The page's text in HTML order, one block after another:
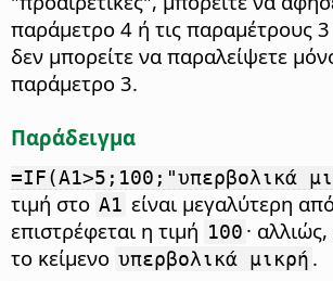
παράμετρο 4 ή τις παραμέτρους
δεν μπορείτε να παραλείψετε
παράμετρο 3.
Παράδειγμα
=IF(A1>5;100;"υπερβολικά
τιμή στο A1 είναι μεγαλύτερη
επιστρέφεται η τιμή 100 ·
το κείμενο υπερβολικά μικρή .